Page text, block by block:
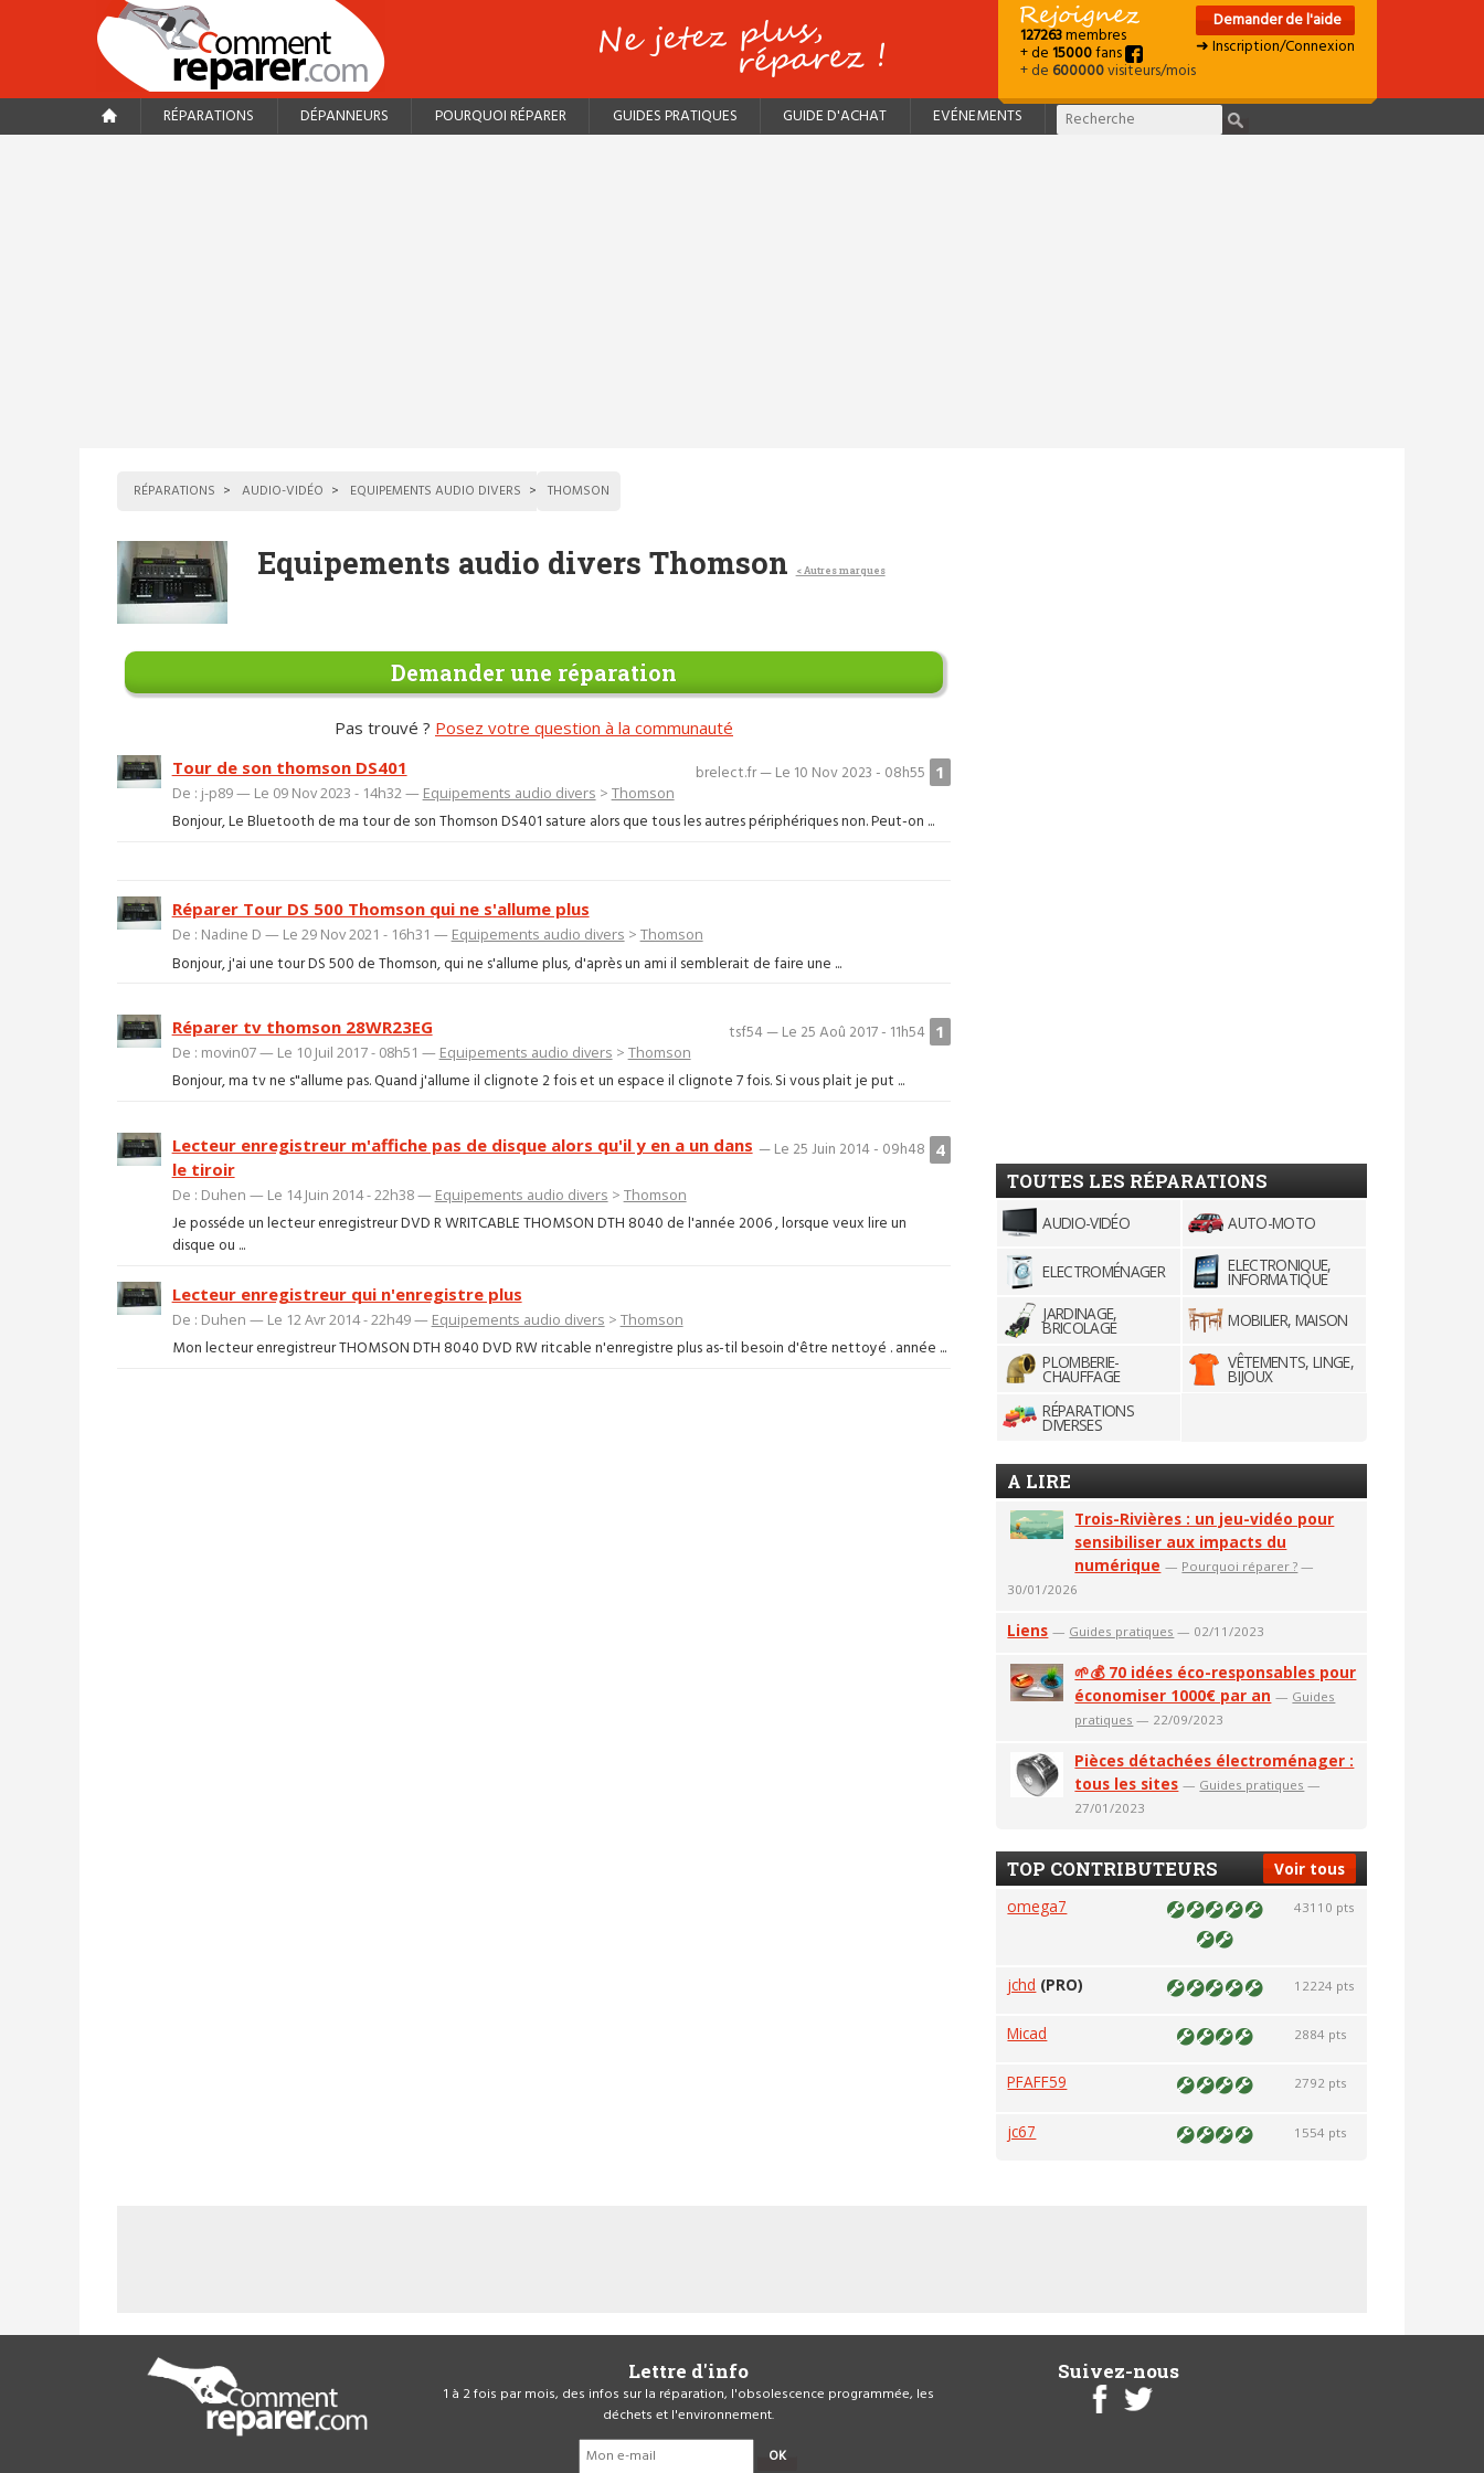
127263membres
+ de15000fans
+ de600000visiteurs/mois
Demander de l'aide
➜ Inscription/Connexion
RÉPARATIONS DÉPANNEURS POURQUOI RÉPARER GUIDES PRATIQUES GUIDE D'ACHAT EVÉNEMENTS
RÉPARATIONS AUDIO-VIDÉO EQUIPEMENTS AUDIO DIVERS THOMSON
Equipements audio divers Thomson < Autres marques
Demander une réparation
Pas trouvé ? Posez votre question à la communauté
1
brelect.fr — Le 10 Nov 2023 - 08h55
Tour de son thomson DS401
De : j-p89 — Le 09 Nov 2023 - 14h32 — Equipements audio divers > Thomson
Bonjour, Le Bluetooth de ma tour de son Thomson DS401 sature alors que tous les autres périphériques non. Peut-on ...
Réparer Tour DS 500 Thomson qui ne s'allume plus
De : Nadine D — Le 29 Nov 2021 - 16h31 — Equipements audio divers > Thomson
Bonjour, j'ai une tour DS 500 de Thomson, qui ne s'allume plus, d'après un ami il semblerait de faire une ...
1
tsf54 — Le 25 Aoû 2017 - 11h54
Réparer tv thomson 28WR23EG
De : movin07 — Le 10 Juil 2017 - 08h51 — Equipements audio divers > Thomson
Bonjour, ma tv ne s"allume pas. Quand j'allume il clignote 2 fois et un espace il clignote 7 fois. Si vous plait je put ...
4
— Le 25 Juin 2014 - 09h48
Lecteur enregistreur m'affiche pas de disque alors qu'il y en a un dans
le tiroir
De : Duhen — Le 14 Juin 2014 - 22h38 — Equipements audio divers > Thomson
Je posséde un lecteur enregistreur DVD R WRITCABLE THOMSON DTH 8040 de l'année 2006 , lorsque veux lire un
disque ou ...
Lecteur enregistreur qui n'enregistre plus
De : Duhen — Le 12 Avr 2014 - 22h49 — Equipements audio divers > Thomson
Mon lecteur enregistreur THOMSON DTH 8040 DVD RW ritcable n'enregistre plus as-til besoin d'être nettoyé . année ...
TOUTES LES RÉPARATIONS
AUDIO-VIDÉO AUTO-MOTO
ELECTROMÉNAGER ELECTRONIQUE,
INFORMATIQUE
JARDINAGE,
BRICOLAGE
MOBILIER, MAISON
PLOMBERIE-
CHAUFFAGE
VÊTEMENTS, LINGE,
BIJOUX
RÉPARATIONS
DIVERSES
A LIRE
Trois-Rivières : un jeu-vidéo pour
sensibiliser aux impacts du
numérique — Pourquoi réparer ? —
30/01/2026
Liens — Guides pratiques — 02/11/2023
🌱💰 70 idées éco-responsables pour
économiser 1000€ par an — Guides
pratiques — 22/09/2023
Pièces détachées électroménager :
tous les sites — Guides pratiques —
27/01/2023
Voir tous
TOP CONTRIBUTEURS
omega7 43110 pts
jchd (PRO) 12224 pts
Micad 2884 pts
PFAFF59 2792 pts
jc67 1554 pts
Lettre d'info
1 à 2 fois par mois, des infos sur la réparation, l'obsolescence programmée, les
déchets et l'environnement.
OK
Suivez-nous